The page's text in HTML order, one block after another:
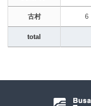
total
古村 6